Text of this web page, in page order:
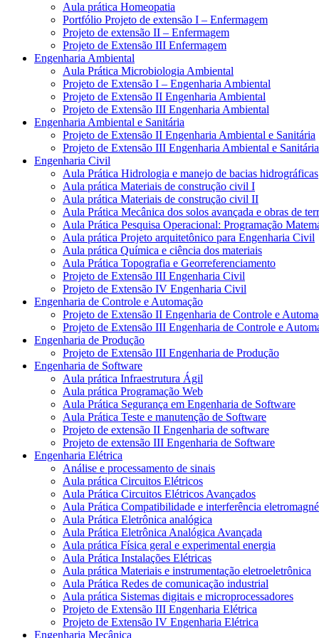
Aula prática Homeopatia
Portfólio Projeto de extensão I – Enfermagem
Projeto de extensão II – Enfermagem
Projeto de Extensão III Enfermagem
Engenharia Ambiental
Aula Prática Microbiologia Ambiental
Projeto de Extensão I – Engenharia Ambiental
Projeto de Extensão II Engenharia Ambiental
Projeto de Extensão III Engenharia Ambiental
Engenharia Ambiental e Sanitária
Projeto de Extensão II Engenharia Ambiental e Sanitária
Projeto de Extensão III Engenharia Ambiental e Sanitária
Engenharia Civil
Aula Prática Hidrologia e manejo de bacias hidrográficas
Aula prática Materiais de construção civil I
Aula prática Materiais de construção civil II
Aula Prática Mecânica dos solos avançada e obras de
Aula Prática Pesquisa Operacional: Programação
Aula prática Projeto arquitetônico para Engenharia Civil
Aula prática Química e ciência dos materiais
Aula Prática Topografia e Georreferenciamento
Projeto de Extensão III Engenharia Civil
Projeto de Extensão IV Engenharia Civil
Engenharia de Controle e Automação
Projeto de Extensão II Engenharia de Controle e
Projeto de Extensão III Engenharia de Controle e
Engenharia de Produção
Projeto de Extensão III Engenharia de Produção
Engenharia de Software
Aula prática Infraestrutura Ágil
Aula prática Programação Web
Aula Prática Segurança em Engenharia de Software
Aula Prática Teste e manutenção de Software
Projeto de extensão II Engenharia de software
Projeto de extensão III Engenharia de Software
Engenharia Elétrica
Análise e processamento de sinais
Aula prática Circuitos Elétricos
Aula Prática Circuitos Elétricos Avançados
Aula Prática Compatibilidade e interferência
Aula Prática Eletrônica analógica
Aula Prática Eletrônica Analógica Avançada
Aula prática Física geral e experimental energia
Aula Prática Instalações Elétricas
Aula prática Materiais e instrumentação eletroeletrônica
Aula Prática Redes de comunicação industrial
Aula prática Sistemas digitais e microprocessadores
Projeto de Extensão III Engenharia Elétrica
Projeto de Extensão IV Engenharia Elétrica
Engenharia Mecânica